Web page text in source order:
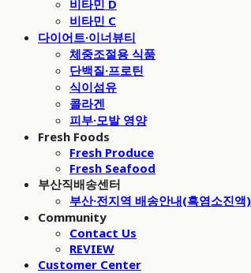
비타민 D
비타민 C
다이어트·이너뷰티
체중조절용 식품
단백질·프로틴
식이섬유
콜라겐
피부·모발 영양
Fresh Foods
Fresh Produce
Fresh Seafood
부산직배송센터
부산·전지역 배송안내(흑염소진액)
Community
Contact Us
REVIEW
Customer Center